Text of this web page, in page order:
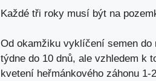
Každé tři roky musí být na
Od okamžiku vyklíčení semen do
týdne do 10 dnů, ale vzhledem k
kvetení heřmánkového záhonu